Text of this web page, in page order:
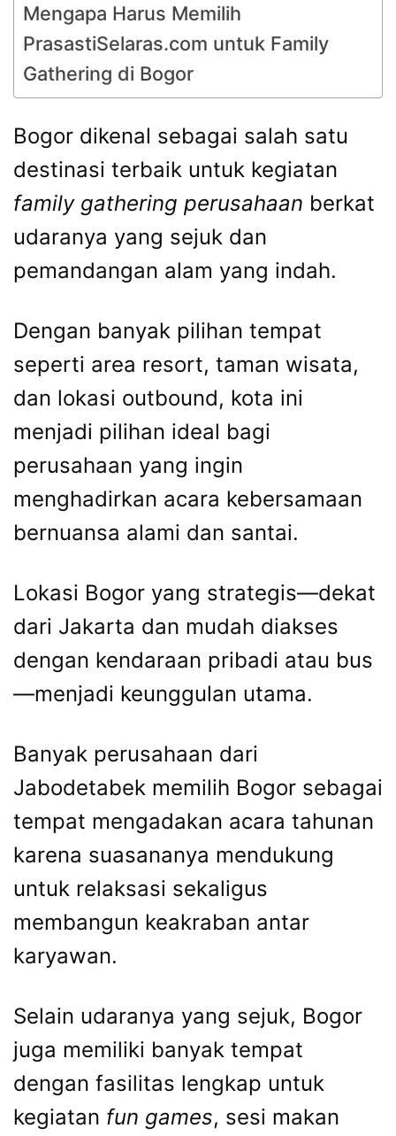
Mengapa Harus Memilih
PrasastiSelaras.com untuk Family
Gathering di Bogor
Bogor dikenal sebagai salah satu
destinasi terbaik untuk kegiatan
family gathering perusahaan berkat
udaranya yang sejuk dan
pemandangan alam yang indah.
Dengan banyak pilihan tempat
seperti area resort, taman wisata,
dan lokasi outbound, kota ini
menjadi pilihan ideal bagi
perusahaan yang ingin
menghadirkan acara kebersamaan
bernuansa alami dan santai.
Lokasi Bogor yang strategis—dekat
dari Jakarta dan mudah diakses
dengan kendaraan pribadi atau bus
—menjadi keunggulan utama.
Banyak perusahaan dari
Jabodetabek memilih Bogor sebagai
tempat mengadakan acara tahunan
karena suasananya mendukung
untuk relaksasi sekaligus
membangun keakraban antar
karyawan.
Selain udaranya yang sejuk, Bogor
juga memiliki banyak tempat
dengan fasilitas lengkap untuk
kegiatan fun games, sesi makan